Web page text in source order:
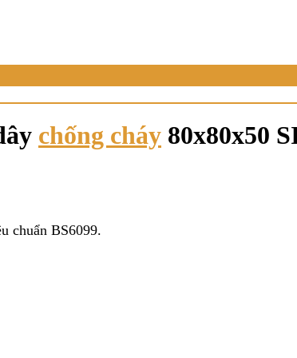
chống cháy 80x80x50
chuẩn BS6099.